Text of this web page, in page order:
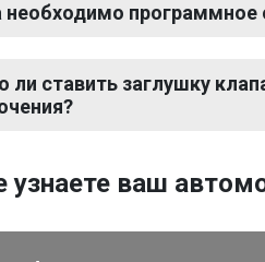
необходимо программное
ли ставить заглушку
узнаете ваш